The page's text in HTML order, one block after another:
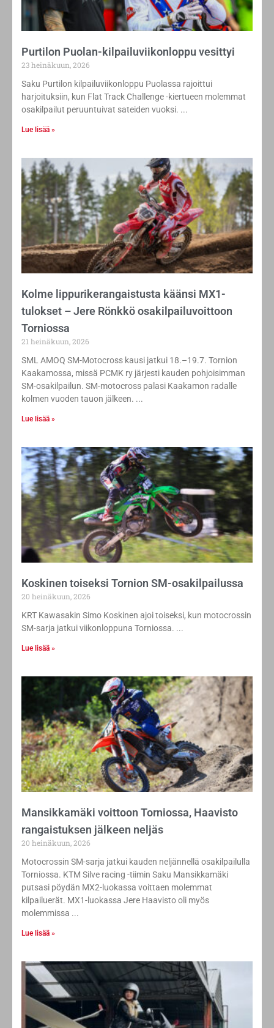
Purtilon Puolan-kilpailuviikonloppu vesittyi
23 heinäkuun, 2026
Saku Purtilon kilpailuviikonloppu Puolassa rajoittui
harjoituksiin, kun Flat Track Challenge -kiertueen molemmat
osakilpailut peruuntuivat sateiden vuoksi.
Lue lisää »
Kolme lippurikerangaistusta käänsi MX1-
tulokset – Jere Rönkkö osakilpailuvoittoon
Torniossa
21 heinäkuun, 2026
SML AMOQ SM-Motocross kausi jatkui 18.–19.7. Tornion
Kaakamossa, missä PCMK ry järjesti kauden pohjoisimman
SM-osakilpailun. SM-motocross palasi Kaakamon radalle
kolmen vuoden tauon jälkeen.
Lue lisää »
Koskinen toiseksi Tornion SM-osakilpailussa
20 heinäkuun, 2026
KRT Kawasakin Simo Koskinen ajoi toiseksi, kun motocrossin
SM-sarja jatkui viikonloppuna Torniossa.
Lue lisää »
Mansikkamäki voittoon Torniossa, Haavisto
rangaistuksen jälkeen neljäs
20 heinäkuun, 2026
Motocrossin SM-sarja jatkui kauden neljännellä osakilpailulla
Torniossa. KTM Silve racing -tiimin Saku Mansikkamäki
putsasi pöydän MX2-luokassa voittaen molemmat
kilpailuerät. MX1-luokassa Jere Haavisto oli myös
molemmissa
Lue lisää »